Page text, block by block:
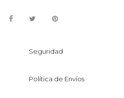
Seguridad
Política de Envíos